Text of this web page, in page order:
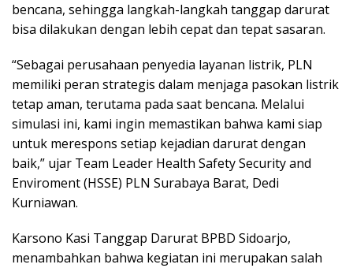
bencana, sehingga langkah-langkah tanggap darurat
bisa dilakukan dengan lebih cepat dan tepat sasaran.
“Sebagai perusahaan penyedia layanan listrik, PLN
memiliki peran strategis dalam menjaga pasokan listrik
tetap aman, terutama pada saat bencana. Melalui
simulasi ini, kami ingin memastikan bahwa kami siap
untuk merespons setiap kejadian darurat dengan
baik,” ujar Team Leader Health Safety Security and
Enviroment (HSSE) PLN Surabaya Barat, Dedi
Kurniawan.
Karsono Kasi Tanggap Darurat BPBD Sidoarjo,
menambahkan bahwa kegiatan ini merupakan salah